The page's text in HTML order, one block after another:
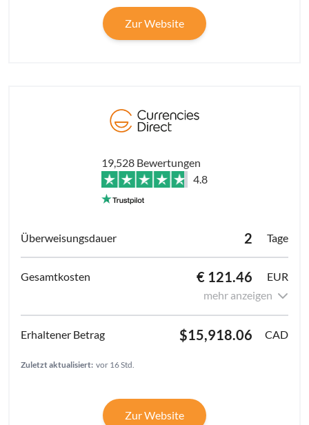
Zur Website
19,528 Bewertungen
4.8
2 Tage
€ 121.46
EUR
mehr anzeigen
$15,918.06 CAD
Zuletzt aktualisiert: vor 16 Std.
Zur Website